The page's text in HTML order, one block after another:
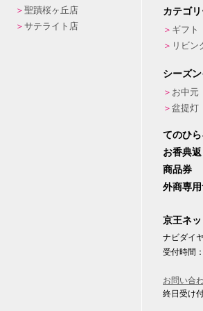
聖蹟桜ヶ丘店
サテライト店
カテゴ
ギフト
リビン
シーズ
お中元
盆提灯
てのひ
お香典
商品券
外商専用
京王ネ
ナビダイ
受付時間
お問い合
終日受け